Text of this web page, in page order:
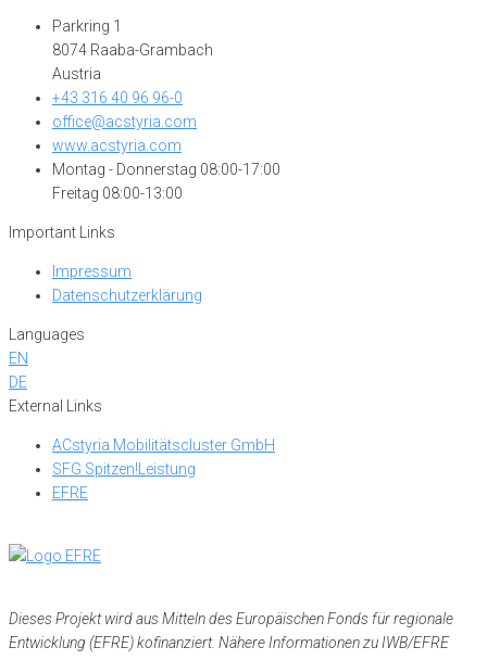
Parkring 1
8074 Raaba-Grambach
Austria
+43 316 40 96 96-0
office@acstyria.com
www.acstyria.com
Montag - Donnerstag 08:00-17:00
Freitag 08:00-13:00
Important Links
Impressum
Datenschutzerklärung
Languages
EN
DE
External Links
ACstyria Mobilitätscluster GmbH
SFG Spitzen!Leistung
EFRE
Dieses Projekt wird aus Mitteln des Europäischen Fonds für regionale
Entwicklung (EFRE) kofinanziert. Nähere Informationen zu IWB/EFRE